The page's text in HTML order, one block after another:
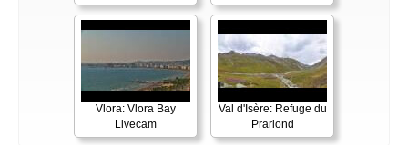
Vlora: Vlora Bay
Livecam
Val d'Isère: Refuge du
Prariond